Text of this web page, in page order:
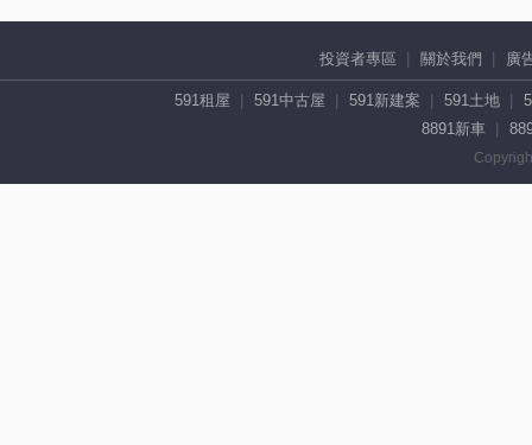
投資者專區 關於我們 廣
591租屋 591中古屋 591新建案 591土地
8891新車